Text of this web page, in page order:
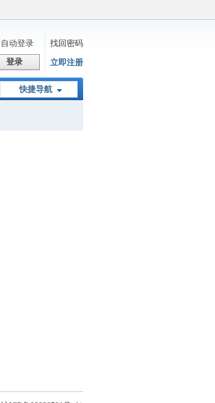
自动登录
找回密码
登录 立即注册
快捷导航